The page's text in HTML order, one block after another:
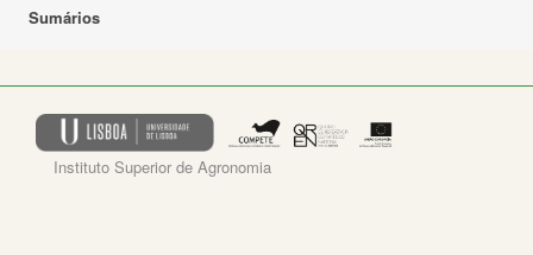
Sumários
Instituto Superior de Agronomia